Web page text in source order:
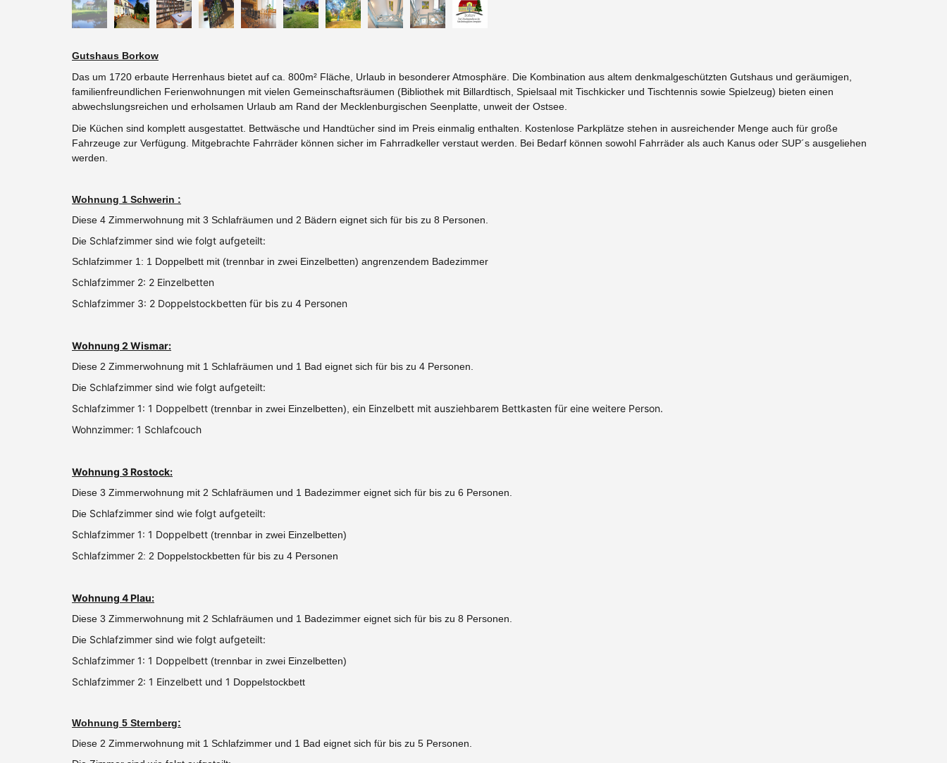
Gutshaus Borkow
Das um 1720 erbaute Herrenhaus bietet auf ca. 800m² Fläche, Urlaub in besonderer Atmosphäre. Die Kombination aus altem denkmalgeschützten Gutshaus und geräumigen,
familienfreundlichen Ferienwohnungen mit vielen Gemeinschaftsräumen (Bibliothek mit Billardtisch, Spielsaal mit Tischkicker und Tischtennis sowie Spielzeug) bieten einen
abwechslungsreichen und erholsamen Urlaub am Rand der Mecklenburgischen Seenplatte, unweit der Ostsee.
Die Küchen sind komplett ausgestattet. Bettwäsche und Handtücher sind im Preis einmalig enthalten. Kostenlose Parkplätze stehen in ausreichender Menge auch für große
Fahrzeuge zur Verfügung. Mitgebrachte Fahrräder können sicher im Fahrradkeller verstaut werden. Bei Bedarf können sowohl Fahrräder als auch Kanus oder SUP´s ausgeliehen
werden.
Wohnung 1 Schwerin :
Diese 4 Zimmerwohnung mit 3 Schlafräumen und 2 Bädern eignet sich für bis zu 8 Personen.
Die Schlafzimmer sind wie folgt aufgeteilt:
Schlafzimmer 1: 1 Doppelbett mit (trennbar in zwei Einzelbetten) angrenzendem Badezimmer
Schlafzimmer 2: 2 Einzelbetten
Schlafzimmer 3: 2 Doppelstockbetten für bis zu 4 Personen
Wohnung 2 Wismar:
Diese 2 Zimmerwohnung mit 1 Schlafräumen und 1 Bad eignet sich für bis zu 4 Personen.
Die Schlafzimmer sind wie folgt aufgeteilt:
Schlafzimmer 1: 1 Doppelbett (trennbar in zwei Einzelbetten), ein Einzelbett mit ausziehbarem Bettkasten für eine weitere Person.
Wohnzimmer: 1 Schlafcouch
Wohnung 3 Rostock:
Diese 3 Zimmerwohnung mit 2 Schlafräumen und 1 Badezimmer eignet sich für bis zu 6 Personen.
Die Schlafzimmer sind wie folgt aufgeteilt:
Schlafzimmer 1: 1 Doppelbett (trennbar in zwei Einzelbetten)
Schlafzimmer 2: 2 Doppelstockbetten für bis zu 4 Personen
Wohnung 4 Plau:
Diese 3 Zimmerwohnung mit 2 Schlafräumen und 1 Badezimmer eignet sich für bis zu 8 Personen.
Die Schlafzimmer sind wie folgt aufgeteilt:
Schlafzimmer 1: 1 Doppelbett (trennbar in zwei Einzelbetten)
Schlafzimmer 2: 1 Einzelbett und 1 Doppelstockbett
Wohnung 5 Sternberg:
Diese 2 Zimmerwohnung mit 1 Schlafzimmer und 1 Bad eignet sich für bis zu 5 Personen.